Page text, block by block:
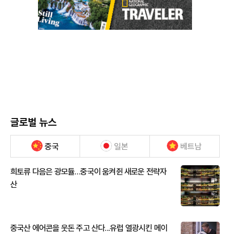
글로벌 뉴스
중국 일본 베트남
희토류 다음은 광모듈…중국이 움켜쥔 새로운 전략자
산
중국산 에어콘을 웃돈 주고 산다...유럽 열광시킨 메이